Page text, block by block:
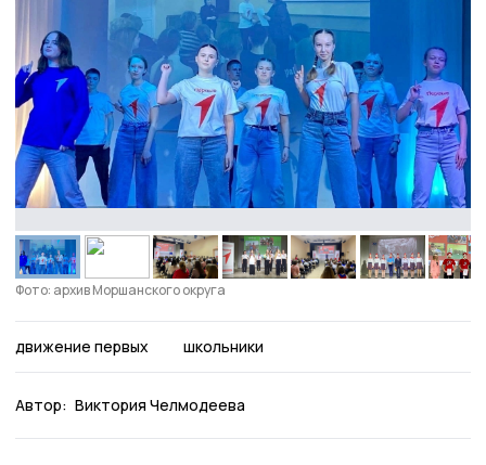
Фото: архив Моршанского округа
движение первых школьники
Автор: Виктория Челмодеева